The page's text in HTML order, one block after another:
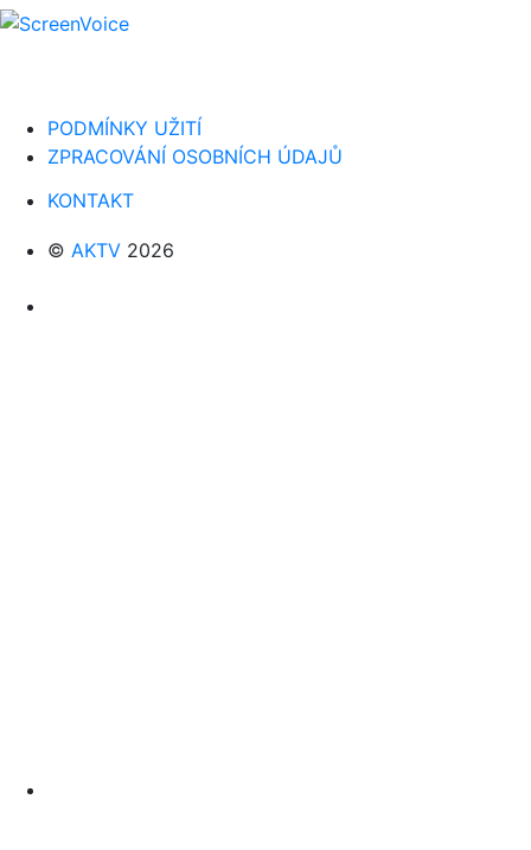
PODMÍNKY UŽITÍ
ZPRACOVÁNÍ OSOBNÍCH ÚDAJŮ
KONTAKT
© AKTV 2026